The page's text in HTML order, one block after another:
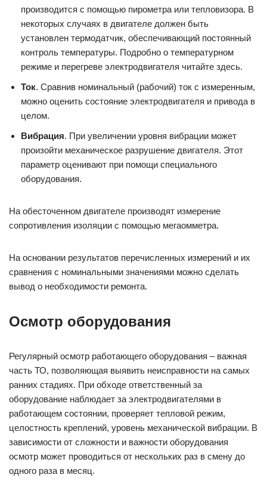
производится с помощью пирометра или тепловизора. В
некоторых случаях в двигателе должен быть
установлен термодатчик, обеспечивающий постоянный
контроль температуры. Подробно о температурном
режиме и перегреве электродвигателя читайте здесь.
Ток. Сравнив номинальный (рабочий) ток с измеренным,
можно оценить состояние электродвигателя и привода в
целом.
Вибрация. При увеличении уровня вибрации может
произойти механическое разрушение двигателя. Этот
параметр оценивают при помощи специального
оборудования.
На обесточенном двигателе производят измерение
сопротивления изоляции с помощью мегаомметра.
На основании результатов перечисленных измерений и их
сравнения с номинальными значениями можно сделать
вывод о необходимости ремонта.
Осмотр оборудования
Регулярный осмотр работающего оборудования – важная
часть ТО, позволяющая выявить неисправности на самых
ранних стадиях. При обходе ответственный за
оборудование наблюдает за электродвигателями в
работающем состоянии, проверяет тепловой режим,
целостность креплений, уровень механической вибрации. В
зависимости от сложности и важности оборудования
осмотр может проводиться от нескольких раз в смену до
одного раза в месяц.